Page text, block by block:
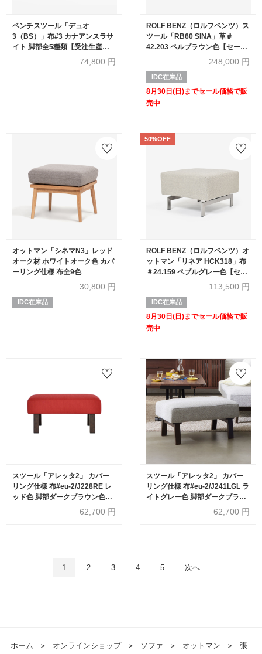
ベンチスツール「デュオ
3（BS）」布#3 カナアンスラサ
イト 脚部全5種類【受注生産
74,800 円
ROLF BENZ（ロルフベンツ）ス
ツール「RB60 SINA」革＃
42.203 ペルブラウン色【セール
対象品のため60%OFF】248,000 円
IDC在庫品
8月30日(日)までセール価格で販
売中
オットマン「シネマN3」レッド
オーク材 ホワイトオーク色 カバ
ーリング仕様 布全9色
30,800 円
IDC在庫品
50%OFF
ROLF BENZ（ロルフベンツ）オ
ットマン「リネア HCK318」布
＃24.159 ペブルグレー色【セー
ル対象品のため50%OFF】
113,500 円
IDC在庫品
8月30日(日)までセール価格で販
売中
スツール「アレッタ2」 カバー
リング仕様 布#eu-2/J228RE レ
ッド色 脚部ダークブラウン色
62,700 円
スツール「アレッタ2」 カバー
リング仕様 布#eu-2/J241LGL ラ
イトグレー色 脚部ダークブラウ
62,700 円
1 2 3 4 5 次へ
ホーム ＞ オンラインショップ ＞ ソファ ＞ オットマン ＞
張